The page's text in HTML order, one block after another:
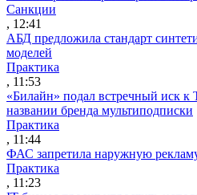
Санкции
, 12:41
АБД предложила стандарт
моделей
Практика
, 11:53
«Билайн» подал встречный иск к
названии бренда мультиподписки
Практика
, 11:44
ФАС запретила наружную
Практика
, 11:23